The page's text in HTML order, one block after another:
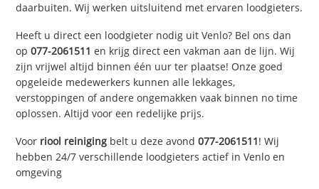
daarbuiten. Wij werken uitsluitend met ervaren loodgieters.
Heeft u direct een loodgieter nodig uit Venlo? Bel ons dan
op077-2061511 en krijg direct een vakman aan de lijn. Wij
zijn vrijwel altijd binnen één uur ter plaatse! Onze goed
opgeleide medewerkers kunnen alle lekkages,
verstoppingen of andere ongemakken vaak binnen no time
oplossen. Altijd voor een redelijke prijs.
Voor riool reiniging belt u deze avond077-2061511! Wij
hebben 24/7 verschillende loodgieters actief in Venlo en
omgeving